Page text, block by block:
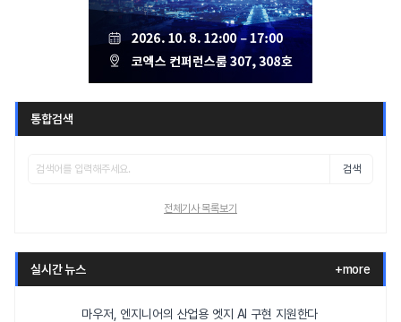
통합검색
검색
전체기사 목록보기
실시간 뉴스 +more
마우저, 엔지니어의 산업용 엣지 AI 구현 지원한다